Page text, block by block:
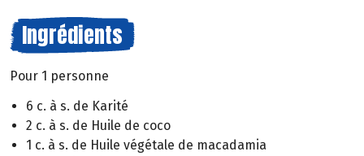
Ingrédients
Pour 1 personne
6 c. à s. de Karité
2 c. à s. de Huile de coco
1 c. à s. de Huile végétale de macadamia